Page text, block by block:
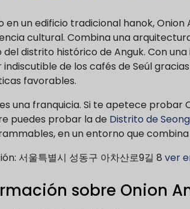
en un edificio tradicional hanok,
cultural. Combina una
del distrito histórico de Anguk. Con
indiscutible de los cafés de Seúl
favorables.
una franquicia. Si te apetece probar
puedes probar la de Distrito de
en un entorno que
서울특별시 성동구 아차산로9길 8 ver
sobre Onion